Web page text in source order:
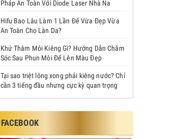
Pháp An Toàn Với Diode Laser Nhà Na
Hifu Bao Lâu Làm 1 Lần Để Vừa Đẹp Vừa
An Toàn Cho Làn Da?
Khử Thâm Môi Kiêng Gì? Hướng Dẫn Chăm
Sóc Sau Phun Môi Để Lên Màu Đẹp
Tại sao triệt lông xong phải kiêng nước? Chỉ
cần 3 tiếng đầu nhưng cực kỳ quan trọng
FACEBOOK